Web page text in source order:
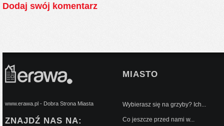
Dodaj swój komentarz
www.erawa.pl - Dobra Strona Miasta
ZNAJDŹ NAS NA:
MIASTO
Wybierasz się na grzyby? Ich...
Co jeszcze przed nami w...